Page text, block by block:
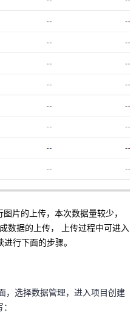
片的上传，本次数据量较少，
数据的上传， 上传过程中可进入
行下面的步骤。
，选择数据管理，进入项目创建